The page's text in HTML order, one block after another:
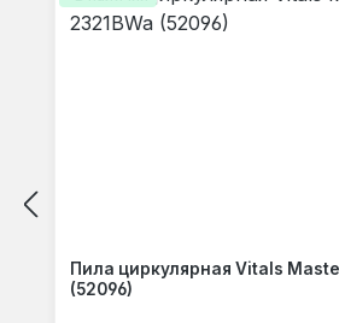
Пила циркулярная Vitals
(52096)